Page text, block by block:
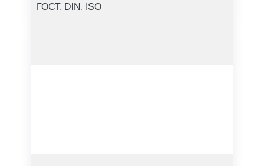
ГОСТ, DIN, ISO